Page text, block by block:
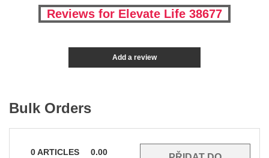
Reviews for Elevate Life 38677
Add a review
Bulk Orders
0ARTICLES
0.00